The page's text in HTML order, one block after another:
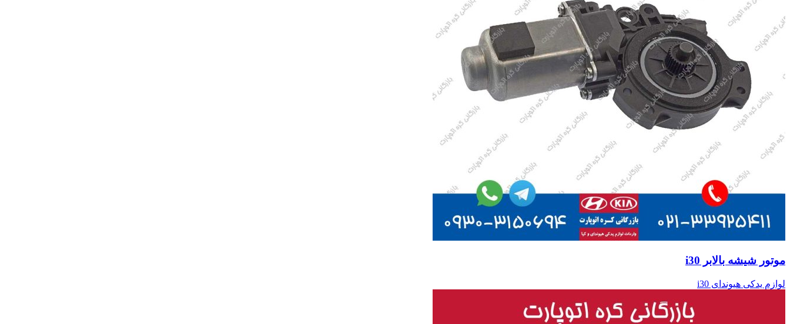
موتور شیشه بالابر i30
لوازم یدکی هیوندای i30